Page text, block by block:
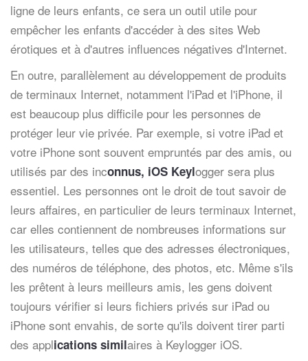
ligne de leurs enfants, ce sera un outil utile pour
empêcher les enfants d'accéder à des sites Web
érotiques et à d'autres influences négatives d'Internet.
En outre, parallèlement au développement de produits
de terminaux Internet, notamment l'iPad et l'iPhone, il
est beaucoup plus difficile pour les personnes de
protéger leur vie privée. Par exemple, si votre iPad et
votre iPhone sont souvent empruntés par des amis, ou
utilisés par des inconnus, iOS Keylogger sera plus
essentiel. Les personnes ont le droit de tout savoir de
leurs affaires, en particulier de leurs terminaux Internet,
car elles contiennent de nombreuses informations sur
les utilisateurs, telles que des adresses électroniques,
des numéros de téléphone, des photos, etc. Même s'ils
les prêtent à leurs meilleurs amis, les gens doivent
toujours vérifier si leurs fichiers privés sur iPad ou
iPhone sont envahis, de sorte qu'ils doivent tirer parti
des applications similaires à Keylogger iOS.